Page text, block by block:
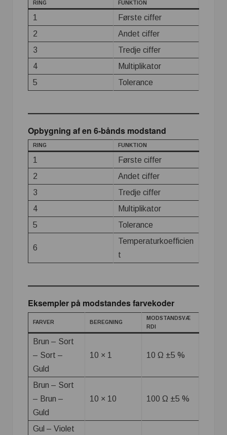
RING FUNKTION
1
Første ciffer
2
Andet ciffer
3
Tredje ciffer
4
Multiplikator
5
Tolerance
Opbygning af en 6-bånds modstand
RING FUNKTION
1
Første ciffer
2
Andet ciffer
3
Tredje ciffer
4
Multiplikator
5
Tolerance
6
Temperaturkoefficien
t
Eksempler på modstandes farvekoder
FARVER BEREGNING
MODSTANDSVÆ
RDI
Brun – Sort
– Sort –
Guld
10 × 1 10 Ω ±5 %
Brun – Sort
– Brun –
Guld
10 × 10 100 Ω ±5 %
Gul – Violet